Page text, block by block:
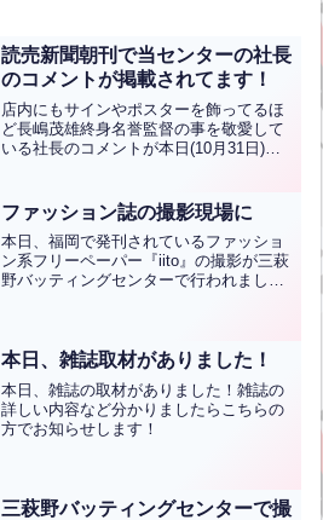
読売新聞朝刊で当センターの社長
のコメントが掲載されてます！
店内にもサインやポスターを飾ってるほ
ど長嶋茂雄終身名誉監督の事を敬愛して
いる社長のコメントが本日(10月31日)の
にある方はぜひとも読んでみてくださ
い！！
ファッション誌の撮影現場に
本日、福岡で発刊されているファッショ
ン系フリーペーパー『iito』の撮影が三萩
野バッティングセンターで行われまし
てくれました。この様...全文はクリック
本日、雑誌取材がありました！
本日、雑誌の取材がありました！雑誌の
詳しい内容など分かりましたらこちらの
方でお知らせします！
三萩野バッティングセンターで撮